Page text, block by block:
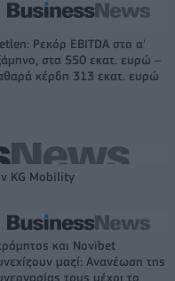
Ρεκόρ EBITDA στο α'
στα 550 εκατ. ευρώ –
κέρδη 313 εκατ. ευρώ
KG Mobility
και Novibet
μαζί: Ανανέωση της
τους μέχρι το